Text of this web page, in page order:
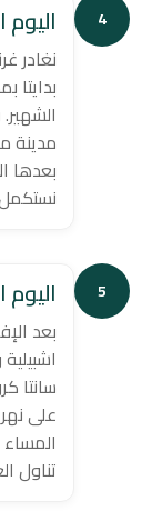
4 اليوم
نغادر
بدايتا
مدينة
بعدها
نستكمل
5
بعد
سانتا
على
تناول